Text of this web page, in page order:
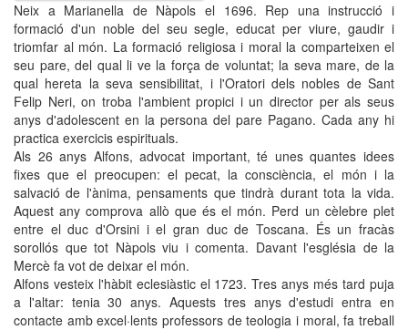
Neix a Marianella de Nàpols el 1696. Rep una instrucció i
formació d'un noble del seu segle, educat per viure, gaudir i
triomfar al món. La formació religiosa i moral la comparteixen el
seu pare, del qual li ve la força de voluntat; la seva mare, de la
qual hereta la seva sensibilitat, i l'Oratori dels nobles de Sant
Felip Neri, on troba l'ambient propici i un director per als seus
anys d'adolescent en la persona del pare Pagano. Cada any hi
practica exercicis espirituals.
Als 26 anys Alfons, advocat important, té unes quantes idees
fixes que el preocupen: el pecat, la consciència, el món i la
salvació de l'ànima, pensaments que tindrà durant tota la vida.
Aquest any comprova allò que és el món. Perd un cèlebre plet
entre el duc d'Orsini i el gran duc de Toscana. És un fracàs
sorollós que tot Nàpols viu i comenta. Davant l'església de la
Mercè fa vot de deixar el món.
Alfons vesteix l'hàbit eclesiàstic el 1723. Tres anys més tard puja
a l'altar: tenia 30 anys. Aquests tres anys d'estudi entra en
contacte amb excel·lents professors de teologia i moral, fa treball